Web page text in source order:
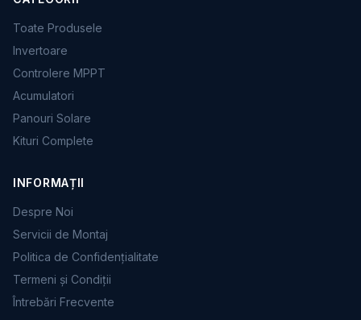
Toate Produsele
Invertoare
Controlere MPPT
Acumulatori
Panouri Solare
Kituri Complete
INFORMAȚII
Despre Noi
Servicii de Montaj
Politica de Confidențialitate
Termeni și Condiții
Întrebări Frecvente